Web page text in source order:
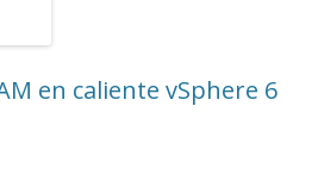
en caliente vSphere 6